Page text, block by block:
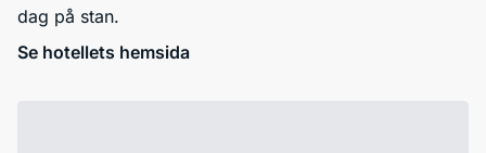
dag på stan.
Se hotellets hemsida